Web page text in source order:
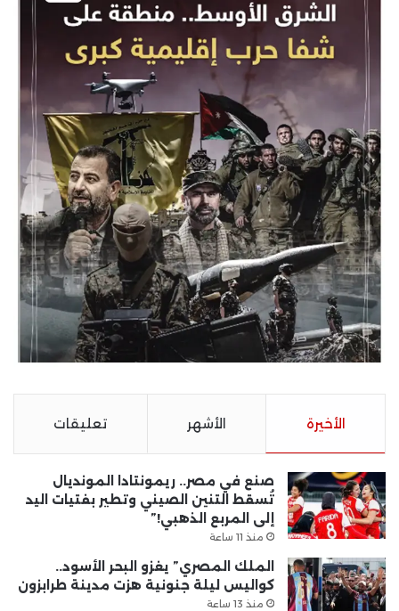
الأخيرة الأشهر تعليقات
صنع في مصر.. ريمونتادا المونديال
تُسقط التنين الصيني وتطير بفتيات اليد
إلى المربع الذهبي!”
منذ 11 ساعة
الملك المصري” يغزو البحر الأسود..
كواليس ليلة جنونية هزت مدينة طرابزون
منذ 13 ساعة